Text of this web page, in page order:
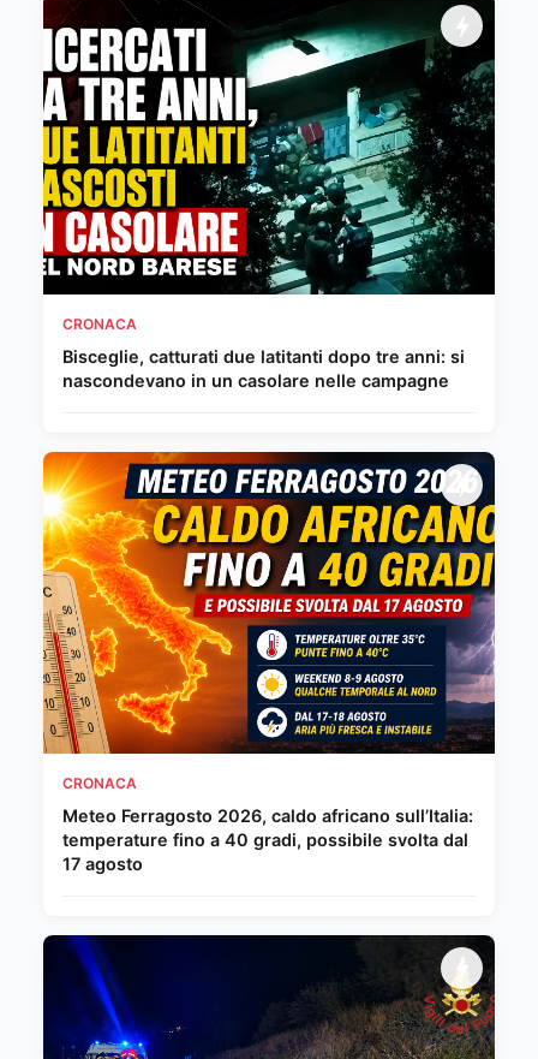
CRONACA
Bisceglie, catturati due latitanti dopo tre anni: si
nascondevano in un casolare nelle campagne
CRONACA
Meteo Ferragosto 2026, caldo africano sull’Italia:
temperature fino a 40 gradi, possibile svolta dal
17 agosto